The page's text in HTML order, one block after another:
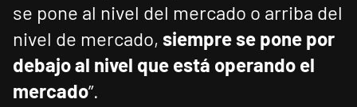
se pone al nivel del mercado o arriba del
nivel de mercado, siempre se pone por
debajo al nivel que está operando el
mercado”.